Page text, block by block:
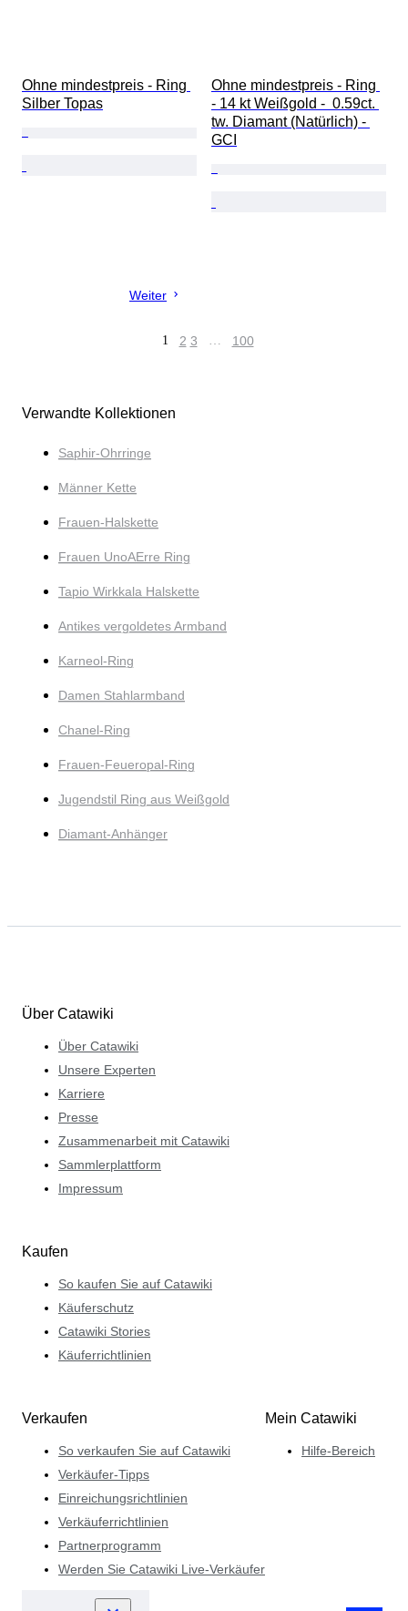
Ohne mindestpreis - Ring
Silber Topas
Ohne mindestpreis - Ring
- 14 kt Weißgold -  0.59ct.
tw. Diamant (Natürlich) -
GCI
Weiter
1 2 3 … 100
Verwandte Kollektionen
Saphir-Ohrringe
Männer Kette
Frauen-Halskette
Frauen UnoAErre Ring
Tapio Wirkkala Halskette
Antikes vergoldetes Armband
Karneol-Ring
Damen Stahlarmband
Chanel-Ring
Frauen-Feueropal-Ring
Jugendstil Ring aus Weißgold
Diamant-Anhänger
Über Catawiki
Über Catawiki
Unsere Experten
Karriere
Presse
Zusammenarbeit mit Catawiki
Sammlerplattform
Impressum
Kaufen
So kaufen Sie auf Catawiki
Käuferschutz
Catawiki Stories
Käuferrichtlinien
Verkaufen
So verkaufen Sie auf Catawiki
Verkäufer-Tipps
Einreichungsrichtlinien
Verkäuferrichtlinien
Partnerprogramm
Werden Sie Catawiki Live-Verkäufer
Mein Catawiki
Hilfe-Bereich